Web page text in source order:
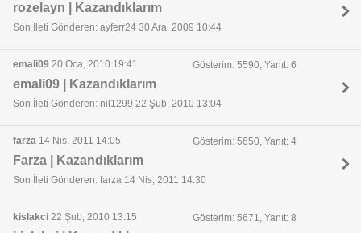
rozelayn | Kazandıklarım
Son İleti Gönderen: ayferr24 30 Ara, 2009 10:44
emali09 20 Oca, 2010 19:41 Gösterim: 5590, Yanıt: 6
emali09 | Kazandıklarım
Son İleti Gönderen: nil1299 22 Şub, 2010 13:04
farza 14 Nis, 2011 14:05 Gösterim: 5650, Yanıt: 4
Farza | Kazandıklarım
Son İleti Gönderen: farza 14 Nis, 2011 14:30
kislakci 22 Şub, 2010 13:15 Gösterim: 5671, Yanıt: 8